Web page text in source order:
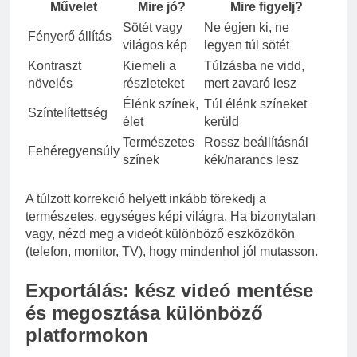
Művelet Mire jó? Mire figyelj?
Fényerő állítás
Sötét vagy
világos kép
Ne égjen ki, ne
legyen túl sötét
Kontraszt
növelés
Kiemeli a
részleteket
Túlzásba ne vidd,
mert zavaró lesz
Színtelítettség
Élénk színek,
élet
Túl élénk színeket
kerüld
Fehéregyensúly
Természetes
színek
Rossz beállításnál
kék/narancs lesz
A túlzott korrekció helyett inkább törekedj a
természetes, egységes képi világra. Ha bizonytalan
vagy, nézd meg a videót különböző eszközökön
(telefon, monitor, TV), hogy mindenhol jól mutasson.
Exportálás: kész videó mentése
és megosztása különböző
platformokon